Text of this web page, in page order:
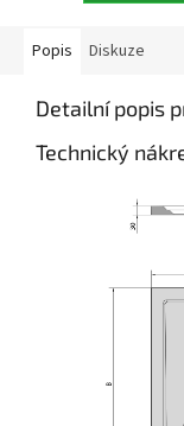
Popis Diskuze
Detailní popis
Technický